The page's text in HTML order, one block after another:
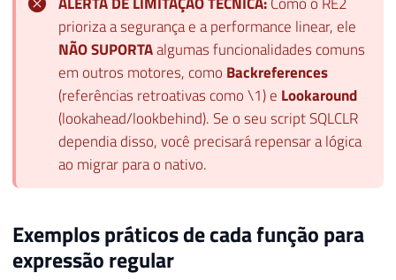
prioriza a segurança e a performance linear, ele
NÃO SUPORTAalgumas funcionalidades comuns
em outros motores, como Backreferences
(referências retroativas como \1) e Lookaround
(lookahead/lookbehind). Se o seu script SQLCLR
dependia disso, você precisará repensar a lógica
ao migrar para o nativo.
Exemplos práticos de cada função para
expressão regular